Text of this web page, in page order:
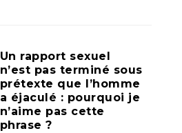
Un rapport sexuel
n’est pas terminé sous
prétexte que l’homme
a éjaculé : pourquoi je
n’aime pas cette
phrase ?